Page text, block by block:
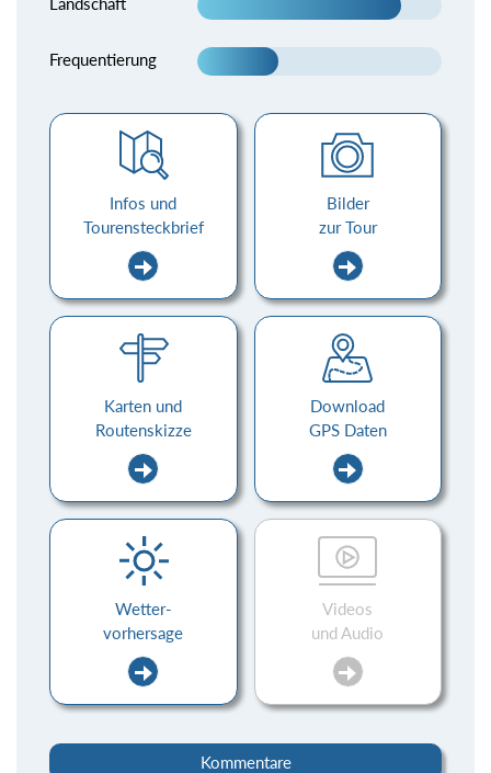
Frequentierung
Infos und
Tourensteckbrief
Bilder
zur Tour
Karten und
Routenskizze
Download
GPS Daten
Wetter-
vorhersage
Videos
und Audio
Kommentare